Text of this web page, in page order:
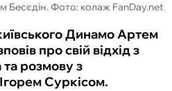
Бесєдін. Фото: колаж FanDay.net
Динамо Артем
про свій відхід з
та розмову з
Суркісом.